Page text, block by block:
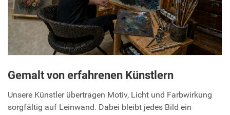
Gemalt von erfahrenen Künstlern
Unsere Künstler übertragen Motiv, Licht und Farbwirkung
sorgfältig auf Leinwand. Dabei bleibt jedes Bild ein